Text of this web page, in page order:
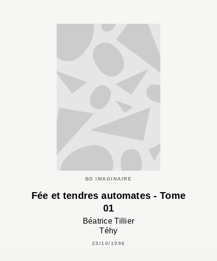
BD IMAGINAIRE
Fée et tendres automates - Tome
01
Béatrice Tillier
Téhy
23/10/1996